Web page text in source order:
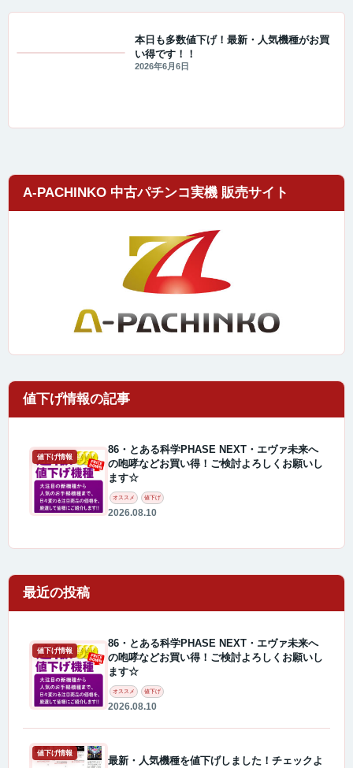
本日も多数値下げ！最新・人気機種がお買
い得です！！
2026年6月6日
A-PACHINKO 中古パチンコ実機 販売サイト
値下げ情報
86・とある科学PHASE NEXT・エヴァ未来へ
の咆哮などお買い得！ご検討よろしくお願いし
ます☆
オススメ 値下げ
2026.08.10
最近の投稿
値下げ情報
86・とある科学PHASE NEXT・エヴァ未来へ
の咆哮などお買い得！ご検討よろしくお願いし
ます☆
オススメ 値下げ
2026.08.10
値下げ情報
最新・人気機種を値下げしました！チェックよ